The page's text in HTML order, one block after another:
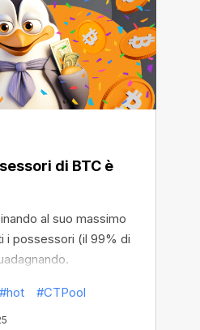
di BTC è
al suo massimo
i possessori (il 99% di
#hot #CTPool